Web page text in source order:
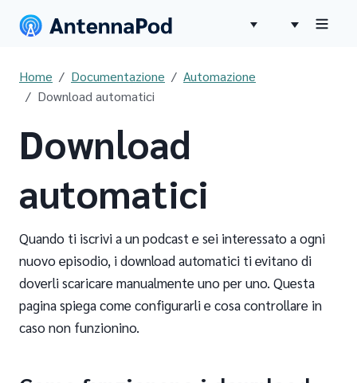
Home Documentazione
Automazione
Download automatici
Download
automatici
Quando ti iscrivi a un podcast e sei interessato a ogni
nuovo episodio, i download automatici ti evitano di
doverli scaricare manualmente uno per uno. Questa
pagina spiega come configurarli e cosa controllare in
caso non funzionino.